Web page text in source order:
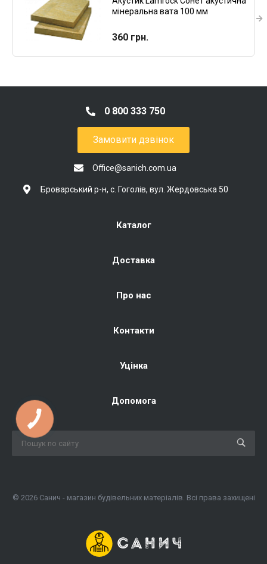
мінеральна вата 100 мм
360 грн.
0 800 333 750
Замовити дзвінок
Office@sanich.com.ua
Броварський р-н, с. Гоголів, вул. Жердовська 50
Каталог
Доставка
Про нас
Контакти
Уцінка
Допомога
© 2026 Санич - магазин будівельних матеріалів. Всі права захищені